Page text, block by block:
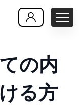
の内
る方